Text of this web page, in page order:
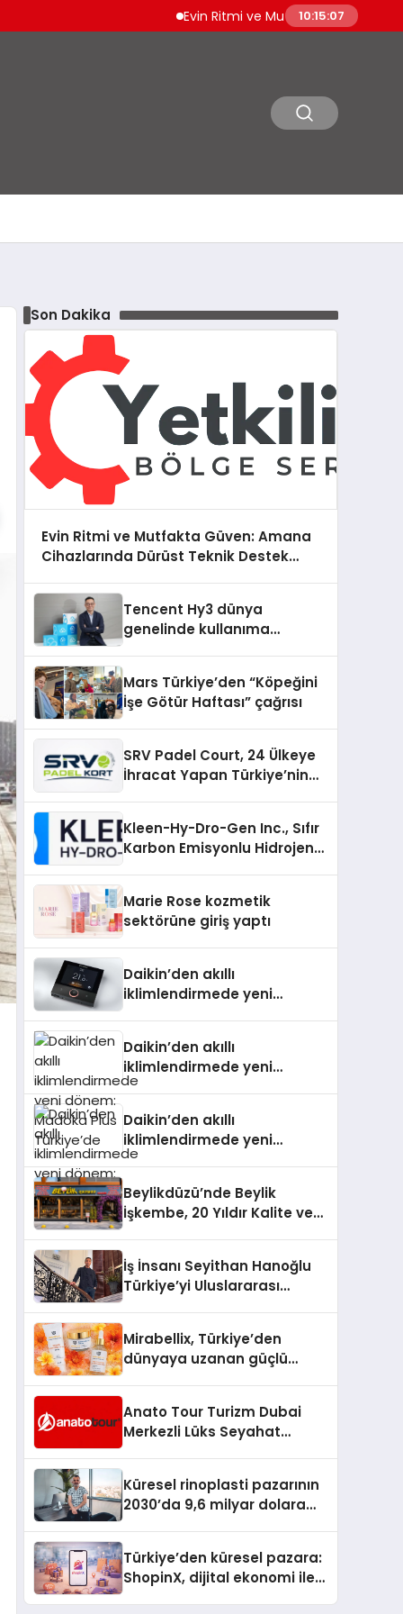
Evin Ritmi ve Mutfakta Güven: Amana
10:15:09
Son Dakika
Evin Ritmi ve Mutfakta Güven: Amana
Cihazlarında Dürüst Teknik Destek
Tencent Hy3 dünya
genelinde kullanıma
Mars Türkiye’den “Köpeğini
İşe Götür Haftası” çağrısı
SRV Padel Court, 24 Ülkeye
İhracat Yapan Türkiye’nin
Kleen-Hy-Dro-Gen Inc., Sıfır
Karbon Emisyonlu Hidrojen
Aldı
Marie Rose kozmetik
sektörüne giriş yaptı
Daikin’den akıllı
iklimlendirmede yeni
Daikin’den akıllı
iklimlendirmede yeni
dönem: Madoka Plus
Daikin’den akıllı
iklimlendirmede yeni
dönem: Madoka Plus
Beylikdüzü’nde Beylik
İşkembe, 20 Yıldır Kalite ve
İş İnsanı Seyithan Hanoğlu
Türkiye’yi Uluslararası
Mirabellix, Türkiye’den
dünyaya uzanan güçlü
Anato Tour Turizm Dubai
Merkezli Lüks Seyahat
Küresel rinoplasti pazarının
2030’da 9,6 milyar dolara
Türkiye’den küresel pazara:
ShopinX, dijital ekonomi ile